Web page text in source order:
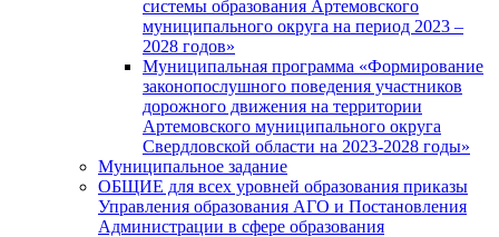
системы образования Артемовского
муниципального округа на период 2023 –
2028 годов»
Муниципальная программа «Формирование
законопослушного поведения участников
дорожного движения на территории
Артемовского муниципального округа
Свердловской области на 2023-2028 годы»
Муниципальное задание
ОБЩИЕ для всех уровней образования приказы
Управления образования АГО и Постановления
Администрации в сфере образования